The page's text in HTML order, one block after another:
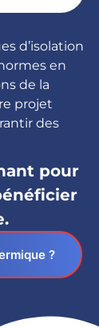
d’isolation
en
de la
projet
des
pour
?